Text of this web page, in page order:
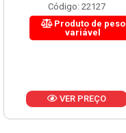
Código: 22127
Produto de peso
variável
VER PREÇO